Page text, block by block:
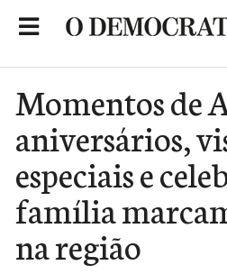
Momentos de
aniversários,
especiais e
família
na região